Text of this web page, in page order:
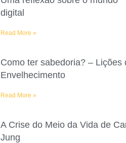
digital
Read More »
Como ter sabedoria? – Lições
Envelhecimento
Read More »
A Crise do Meio da Vida de
Jung